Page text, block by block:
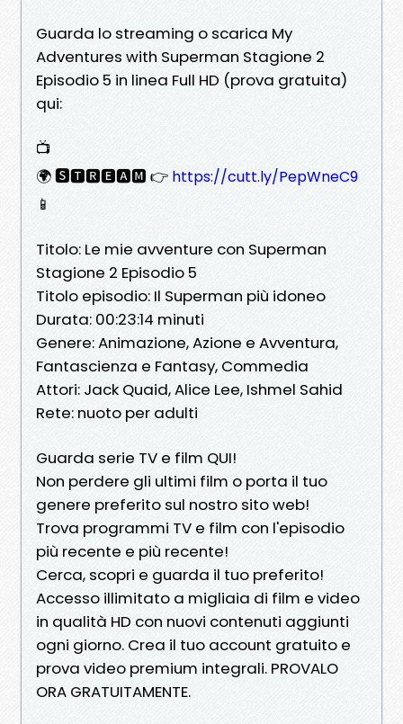
Guarda lo streaming o scarica My
Adventures with Superman Stagione 2
Episodio 5 in linea Full HD (prova gratuita)
qui:
📺
🌍 🆂🆃🆁🅴🅰🅼 👉 https://cutt.ly/PepWneC9
📱
Titolo: Le mie avventure con Superman
Stagione 2 Episodio 5
Titolo episodio: Il Superman più idoneo
Durata: 00:23:14 minuti
Genere: Animazione, Azione e Avventura,
Fantascienza e Fantasy, Commedia
Attori: Jack Quaid, Alice Lee, Ishmel Sahid
Rete: nuoto per adulti
Guarda serie TV e film QUI!
Non perdere gli ultimi film o porta il tuo
genere preferito sul nostro sito web!
Trova programmi TV e film con l'episodio
più recente e più recente!
Cerca, scopri e guarda il tuo preferito!
Accesso illimitato a migliaia di film e video
in qualità HD con nuovi contenuti aggiunti
ogni giorno. Crea il tuo account gratuito e
prova video premium integrali. PROVALO
ORA GRATUITAMENTE.